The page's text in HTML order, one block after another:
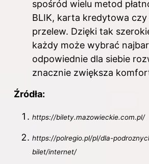
spośród wielu metod
BLIK, karta kredytowa
przelew. Dzięki tak
każdy może wybrać
odpowiednie dla siebie
znacznie zwiększa
Źródła:
https://bilety.mazowieckie.com.pl/
https://polregio.pl/pl/dla-
bilet/internet/